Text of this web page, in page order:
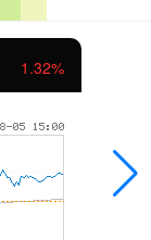
1.32%